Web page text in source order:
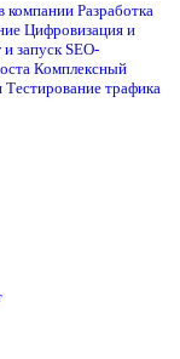
компании Разработка
Цифровизация и
запуск SEO-
Комплексный
Тестирование трафика